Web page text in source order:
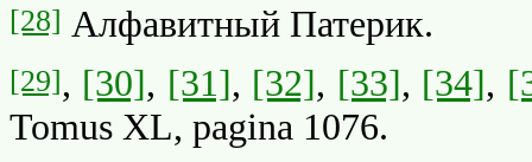
[28] Алфавитный Патерик.
[29], [30], [31], [32], [33], [34],
Tomus XL, pagina 1076.